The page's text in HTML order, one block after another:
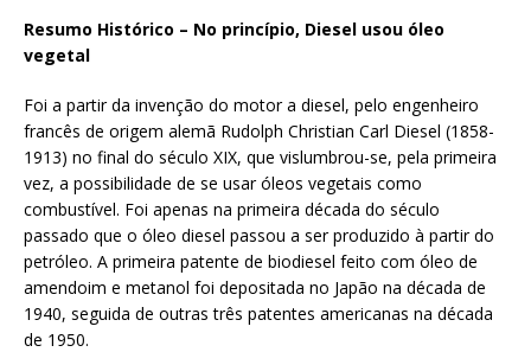
Resumo Histórico – No princípio, Diesel usou óleo
vegetal
Foi a partir da invenção do motor a diesel, pelo engenheiro
francês de origem alemã Rudolph Christian Carl Diesel (1858-
1913) no final do século XIX, que vislumbrou-se, pela primeira
vez, a possibilidade de se usar óleos vegetais como
combustível. Foi apenas na primeira década do século
passado que o óleo diesel passou a ser produzido à partir do
petróleo. A primeira patente de biodiesel feito com óleo de
amendoim e metanol foi depositada no Japão na década de
1940, seguida de outras três patentes americanas na década
de 1950.